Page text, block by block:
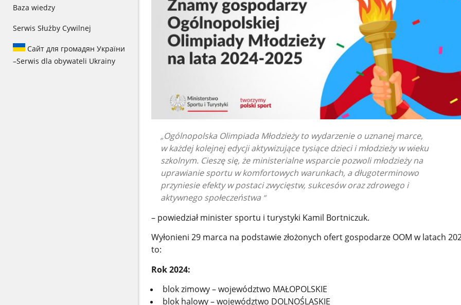
Baza wiedzy
Serwis Służby Cywilnej
Сайт для громадян України
–Serwis dla obywateli Ukrainy
Ogólnopolska Olimpiada Młodzieży to wydarzenie o uznanej marce,
w każdej kolejnej edycji aktywizujące tysiące dzieci i młodzieży w wieku
szkolnym. Cieszę się, że ministerialne wsparcie pozwoli młodzieży na
uprawianie sportu w komfortowych warunkach, a długoterminowo
przyniesie efekty w postaci zwycięstw, sukcesów oraz zdrowego i
aktywnego społeczeństwa
– powiedział minister sportu i turystyki Kamil Bortniczuk.
Wyłonieni 29 marca na podstawie złożonych ofert gospodarze OOM w latach
to:
Rok 2024:
blok zimowy – województwo MAŁOPOLSKIE
blok halowy – województwo DOLNOŚLĄSKIE